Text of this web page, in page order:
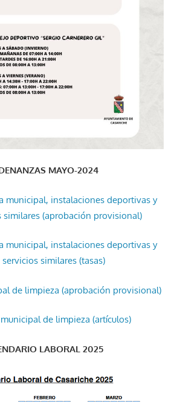
MAYO-2024
municipal, instalaciones deportivas y
similares (aprobación provisional)
municipal, instalaciones deportivas y
similares (tasas)
de limpieza (aprobación provisional)
de limpieza (artículos)
LABORAL 2025